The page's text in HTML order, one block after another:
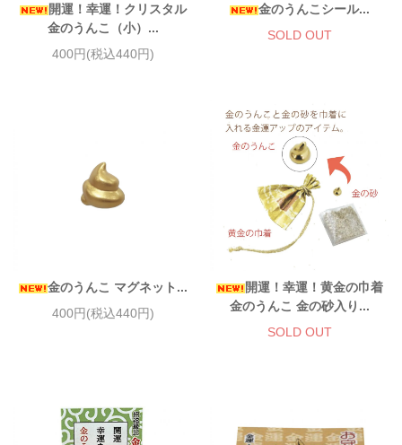
開運！幸運！クリスタル
金のうんこ（小）...
400円(税込440円)
金のうんこシール...
SOLD OUT
金のうんこ マグネット...
400円(税込440円)
開運！幸運！黄金の巾着
金のうんこ 金の砂入り...
SOLD OUT